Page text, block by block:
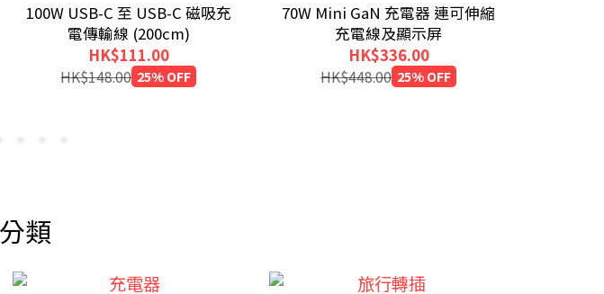
100W USB-C 至 USB-C 磁吸充
電傳輸線 (200cm)
HK$111.00
HK$148.00 25% OFF
70W Mini GaN 充電器 連可伸縮
充電線及顯示屏
HK$336.00
HK$448.00 25% OFF
類